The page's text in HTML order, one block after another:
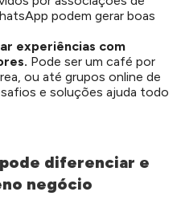
podem gerar boas
experiências com
Pode ser um café por
ou até grupos online de
e soluções ajuda todo
diferenciar e
negócio